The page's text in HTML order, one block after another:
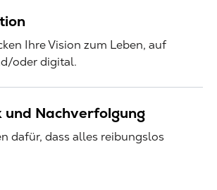
Ihre Vision zum Leben, auf
oder digital.
und Nachverfolgung
dafür, dass alles reibungslos